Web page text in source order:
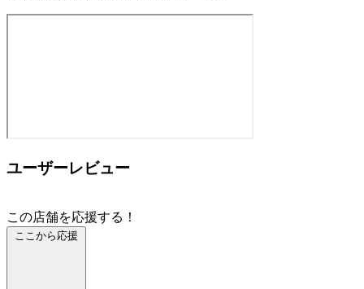
ユーザーレビュー
この店舗を応援する！
ここから応援